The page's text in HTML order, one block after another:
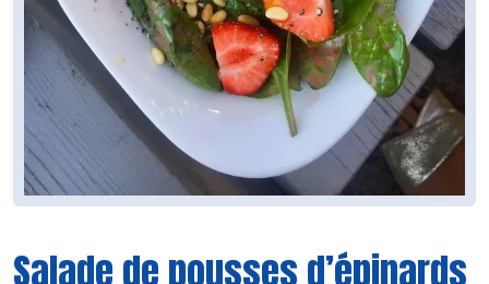
Salade de pousses d’épinards